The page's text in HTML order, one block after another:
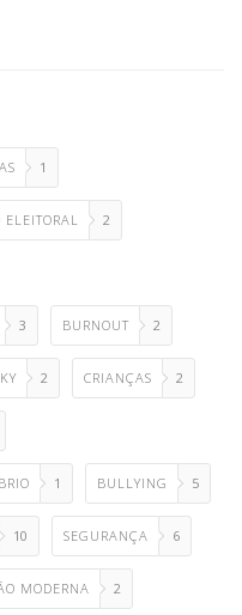
1
2
3 BURNOUT 2
2 CRIANÇAS 2
1 BULLYING 5
10 SEGURANÇA 6
MODERNA 2